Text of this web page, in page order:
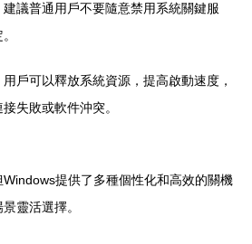
建議普通用戶不要隨意禁用系統關鍵服
戶可以釋放系統資源，提高啟動速度，
失敗或軟件沖突。
提供了多種個性化和高效的關機
靈活選擇。